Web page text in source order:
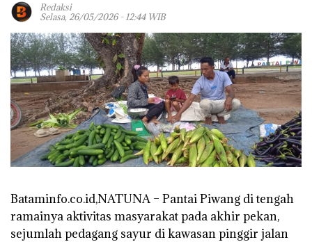
Redaksi
Selasa, 26/05/2026 - 12:44 WIB
Bataminfo.co.id,NATUNA – Pantai Piwang di tengah
ramainya aktivitas masyarakat pada akhir pekan,
sejumlah pedagang sayur di kawasan pinggir jalan